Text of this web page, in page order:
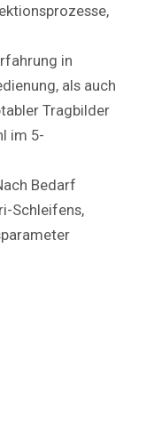
in
als auch
Tragbilder
im 5-
Bedarf
Schleifens,